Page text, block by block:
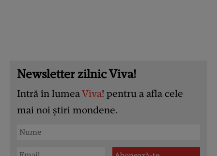
Newsletter zilnic Viva!
Intră în lumea Viva! pentru a afla cele
mai noi știri mondene.